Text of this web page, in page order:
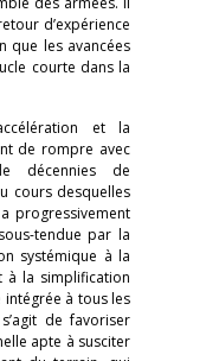
d’expérience
que les avancées
courte dans la
et la
de rompre avec
décennies de
cours desquelles
progressivement
tendue par la
systémique à la
à la simplification
à tous les
de favoriser
apte à susciter